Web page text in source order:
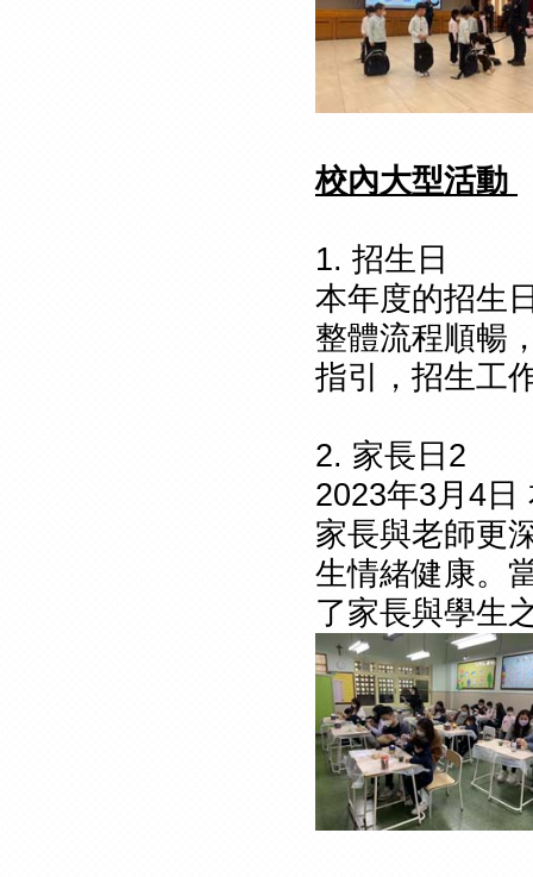
校內大型活動
1. 招生日
本年度的招生
整體流程順暢
指引，招生工
2. 家長日2
2023年3月4日
家長與老師更
生情緒健康。
了家長與學生